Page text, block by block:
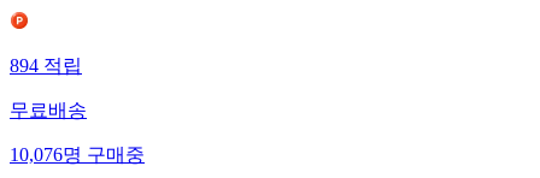
894 적립
무료배송
10,076명 구매중